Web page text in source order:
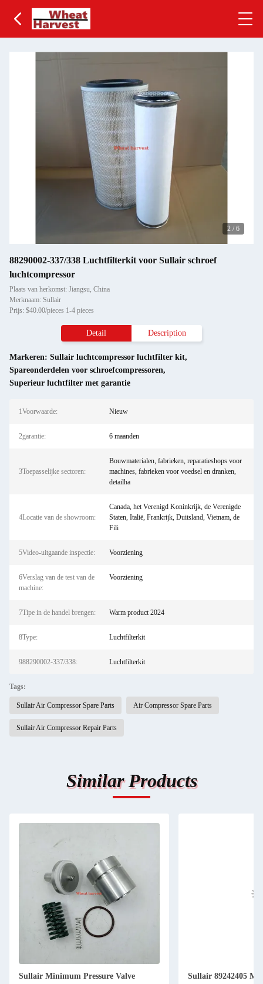
2 / 6
88290002-337/338 Luchtfilterkit voor Sullair schroef
luchtcompressor
Plaats van herkomst: Jiangsu, China
Merknaam: Sullair
Prijs: $40.00/pieces 1-4 pieces
Detail Description
Markeren: Sullair luchtcompressor luchtfilter kit,
Spareonderdelen voor schroefcompressoren,
Superieur luchtfilter met garantie
1Voorwaarde: Nieuw
2garantie: 6 maanden
3Toepasselijke sectoren:
Bouwmaterialen, fabrieken, reparatieshops voor
machines, fabrieken voor voedsel en dranken,
detailha
4Locatie van de showroom:
Canada, het Verenigd Koninkrijk, de Verenigde
Staten, Italië, Frankrijk, Duitsland, Vietnam, de
Fili
5Video-uitgaande inspectie: Voorziening
6Verslag van de test van de
machine:
Voorziening
7Tipe in de handel brengen: Warm product 2024
8Type: Luchtfilterkit
988290002-337/338: Luchtfilterkit
Tags:
Sullair Air Compressor Spare Parts Air Compressor Spare Parts
Sullair Air Compressor Repair Parts
Similar Products
Sullair Minimum Pressure Valve
Sullair 89242405 Minimum Pressure